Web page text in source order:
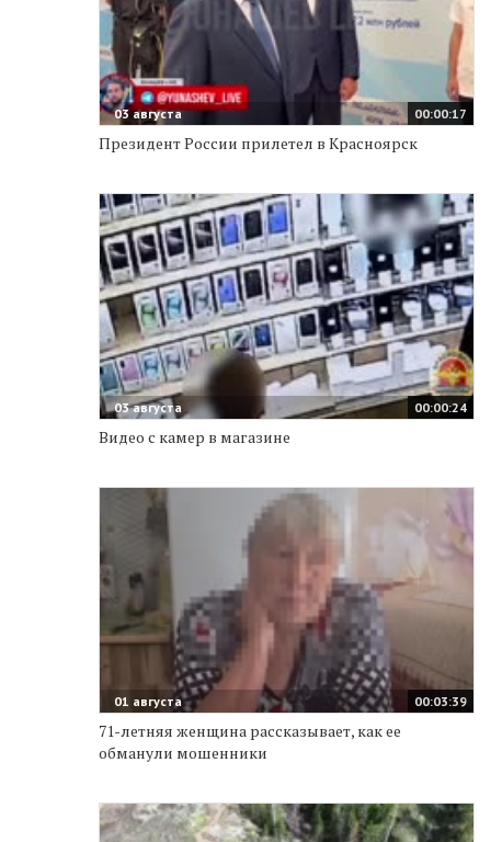
00:00:17
03 августа
Президент России прилетел в Красноярск
00:00:24
03 августа
Видео с камер в магазине
00:03:39
01 августа
71-летняя женщина рассказывает, как ее
обманули мошенники